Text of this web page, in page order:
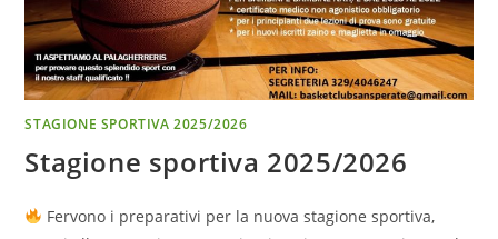
STAGIONE SPORTIVA 2025/2026
Stagione sportiva 2025/2026
Fervono i preparativi per la nuova stagione sportiva,